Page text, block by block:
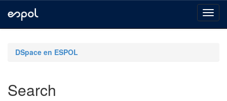
navigationDSpace en ESPOL
Search